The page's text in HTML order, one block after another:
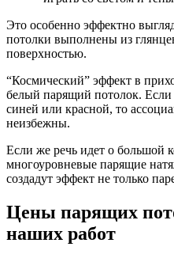
Это особенно эффектно
потолки выполнены из
поверхностью.
“Космический” эффект в
белый парящий потолок. Если
синей или красной, то
неизбежны.
Если же речь идет о большой
многоуровневые парящие
создадут эффект не только
Цены парящих
наших работ